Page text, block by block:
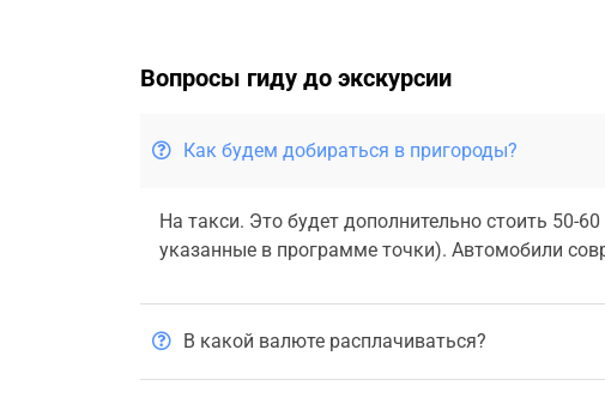
Вопросы гиду до экскурсии
Как будем добираться в пригороды?
На такси. Это будет дополнительно стоить 50-
указанные в программе точки). Автомобили
В какой валюте расплачиваться?